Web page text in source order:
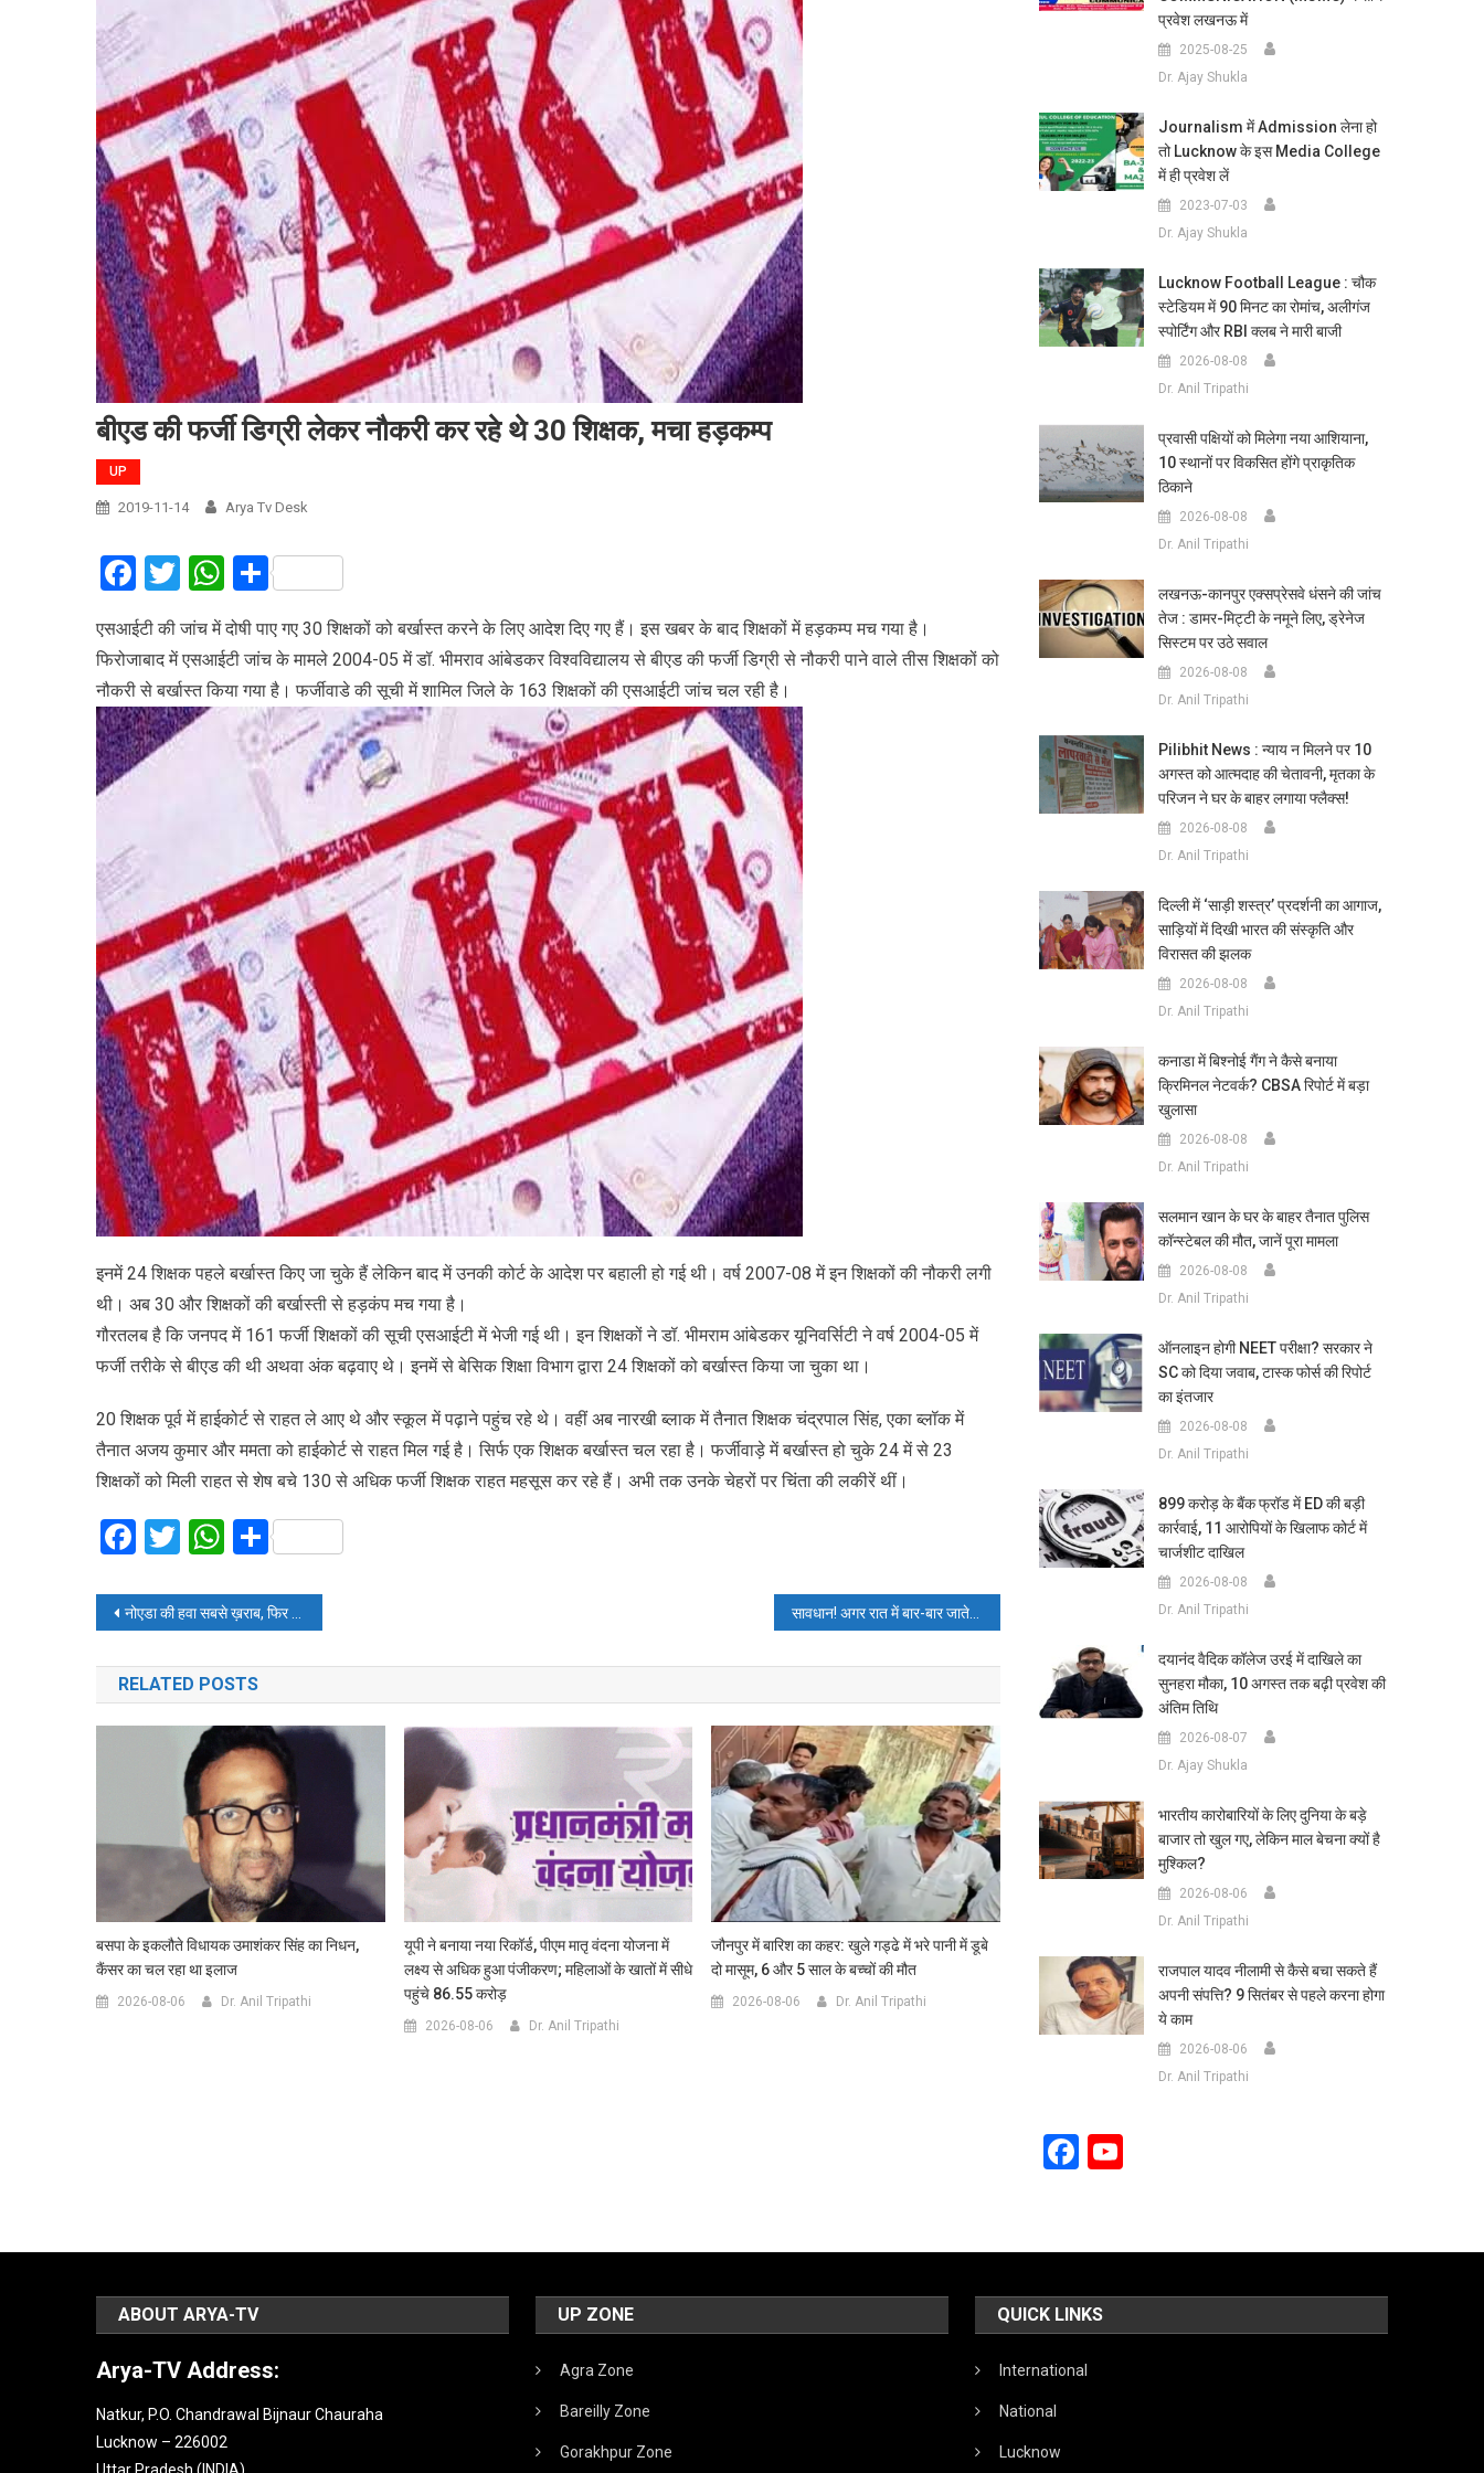
बीएड की फर्जी डिग्री लेकर नौकरी कर रहे थे 30 शिक्षक, मचा हड़कम्प
UP
2019-11-14 Arya Tv Desk
Facebook
TwitterWhatsApp
Share
एसआईटी की जांच में दोषी पाए गए 30 शिक्षकों को बर्खास्त करने के लिए आदेश दिए गए हैं। इस खबर के बाद शिक्षकों में हड़कम्प मच गया है।
फिरोजाबाद में एसआईटी जांच के मामले 2004-05 में डॉ. भीमराव आंबेडकर विश्वविद्यालय से बीएड की फर्जी डिग्री से नौकरी पाने वाले तीस शिक्षकों को
नौकरी से बर्खास्त किया गया है। फर्जीवाडे की सूची में शामिल जिले के 163 शिक्षकों की एसआईटी जांच चल रही है।
इनमें 24 शिक्षक पहले बर्खास्त किए जा चुके हैं लेकिन बाद में उनकी कोर्ट के आदेश पर बहाली हो गई थी। वर्ष 2007-08 में इन शिक्षकों की नौकरी लगी
थी। अब 30 और शिक्षकों की बर्खास्ती से हड़कंप मच गया है।
गौरतलब है कि जनपद में 161 फर्जी शिक्षकों की सूची एसआईटी में भेजी गई थी। इन शिक्षकों ने डॉ. भीमराम आंबेडकर यूनिवर्सिटी ने वर्ष 2004-05 में
फर्जी तरीके से बीएड की थी अथवा अंक बढ़वाए थे। इनमें से बेसिक शिक्षा विभाग द्वारा 24 शिक्षकों को बर्खास्त किया जा चुका था।
20 शिक्षक पूर्व में हाईकोर्ट से राहत ले आए थे और स्कूल में पढ़ाने पहुंच रहे थे। वहीं अब नारखी ब्लाक में तैनात शिक्षक चंद्रपाल सिंह, एका ब्लॉक में
तैनात अजय कुमार और ममता को हाईकोर्ट से राहत मिल गई है। सिर्फ एक शिक्षक बर्खास्त चल रहा है। फर्जीवाड़े में बर्खास्त हो चुके 24 में से 23
शिक्षकों को मिली राहत से शेष बचे 130 से अधिक फर्जी शिक्षक राहत महसूस कर रहे हैं। अभी तक उनके चेहरों पर चिंता की लकीरें थीं।
Facebook
TwitterWhatsApp
Share
Post
navigation
नोएडा की हवा सबसे ख़राब, फिर भी नहीं बंद स्कूल
RELATED POSTS
बसपा के इकलौते विधायक उमाशंकर सिंह का निधन,
कैंसर का चल रहा था इलाज
2026-08-06 Dr. Anil Tripathi
यूपी ने बनाया नया रिकॉर्ड, पीएम मातृ वंदना योजना में
लक्ष्य से अधिक हुआ पंजीकरण; महिलाओं के खातों में सीधे
पहुंचे 86.55 करोड़
2026-08-06 Dr. Anil Tripathi
जौनपुर में बारिश का कहर: खुले गड्ढे में भरे पानी में डूबे
दो मासूम, 6 और 5 साल के बच्चों की मौत
2026-08-06 Dr. Anil Tripathi
प्रवेश लखनऊ में
2025-08-25
Dr. Ajay Shukla
Journalism में Admission लेना हो
तो Lucknow के इस Media College
में ही प्रवेश लें
2023-07-03
Dr. Ajay Shukla
Lucknow Football League : चौक
स्टेडियम में 90 मिनट का रोमांच, अलीगंज
स्पोर्टिंग और RBI क्लब ने मारी बाजी
2026-08-08
Dr. Anil Tripathi
प्रवासी पक्षियों को मिलेगा नया आशियाना,
10 स्थानों पर विकसित होंगे प्राकृतिक
ठिकाने
2026-08-08
Dr. Anil Tripathi
लखनऊ-कानपुर एक्सप्रेसवे धंसने की जांच
तेज : डामर-मिट्टी के नमूने लिए, ड्रेनेज
सिस्टम पर उठे सवाल
2026-08-08
Dr. Anil Tripathi
Pilibhit News : न्याय न मिलने पर 10
अगस्त को आत्मदाह की चेतावनी, मृतका के
परिजन ने घर के बाहर लगाया फ्लैक्स!
2026-08-08
Dr. Anil Tripathi
दिल्ली में ‘साड़ी शस्त्र’ प्रदर्शनी का आगाज,
साड़ियों में दिखी भारत की संस्कृति और
विरासत की झलक
2026-08-08
Dr. Anil Tripathi
कनाडा में बिश्नोई गैंग ने कैसे बनाया
क्रिमिनल नेटवर्क? CBSA रिपोर्ट में बड़ा
खुलासा
2026-08-08
Dr. Anil Tripathi
सलमान खान के घर के बाहर तैनात पुलिस
कॉन्स्टेबल की मौत, जानें पूरा मामला
2026-08-08
Dr. Anil Tripathi
ऑनलाइन होगी NEET परीक्षा? सरकार ने
SC को दिया जवाब, टास्क फोर्स की रिपोर्ट
का इंतजार
2026-08-08
Dr. Anil Tripathi
899 करोड़ के बैंक फ्रॉड में ED की बड़ी
कार्रवाई, 11 आरोपियों के खिलाफ कोर्ट में
चार्जशीट दाखिल
2026-08-08
Dr. Anil Tripathi
दयानंद वैदिक कॉलेज उरई में दाखिले का
सुनहरा मौका, 10 अगस्त तक बढ़ी प्रवेश की
अंतिम तिथि
2026-08-07
Dr. Ajay Shukla
भारतीय कारोबारियों के लिए दुनिया के बड़े
बाजार तो खुल गए, लेकिन माल बेचना क्यों है
मुश्किल?
2026-08-06
Dr. Anil Tripathi
राजपाल यादव नीलामी से कैसे बचा सकते हैं
अपनी संपत्ति? 9 सितंबर से पहले करना होगा
ये काम
2026-08-06
Dr. Anil Tripathi
Facebook
ABOUT ARYA-TV
Arya-TV Address:
Natkur, P.O. Chandrawal Bijnaur Chauraha
Lucknow – 226002
UP ZONE
Agra Zone
Bareilly Zone
Gorakhpur Zone
QUICK LINKS
International
National
Lucknow